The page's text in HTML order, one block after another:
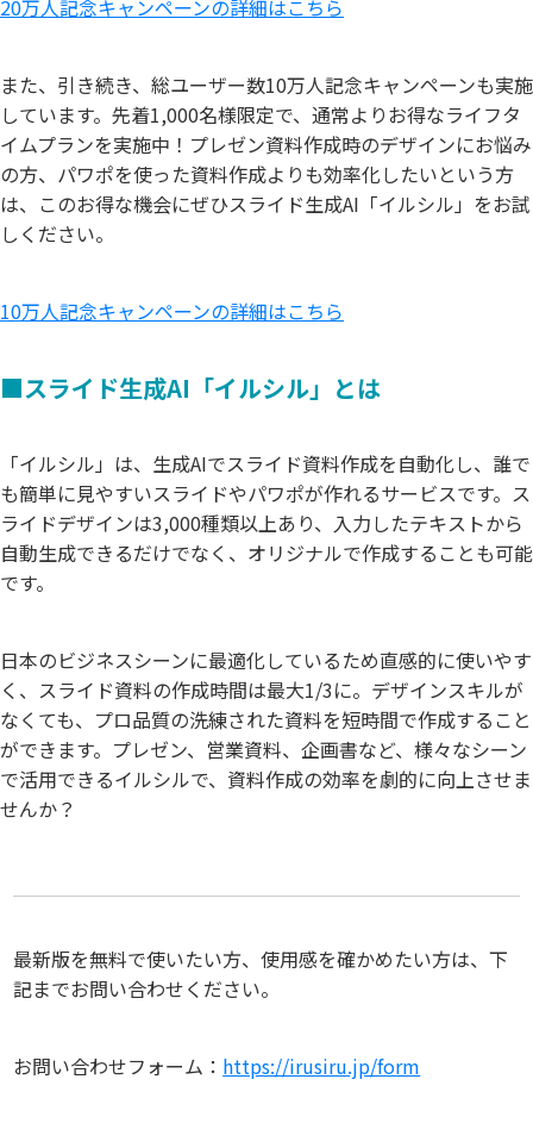
20万人記念キャンペーンの詳細はこちら
また、引き続き、総ユーザー数10万人記念キャンペーンも実施
しています。先着1,000名様限定で、通常よりお得なライフタ
イムプランを実施中！プレゼン資料作成時のデザインにお悩み
の方、パワポを使った資料作成よりも効率化したいという方
は、このお得な機会にぜひスライド生成AI「イルシル」をお試
しください。
10万人記念キャンペーンの詳細はこちら
■スライド生成AI「イルシル」とは
「イルシル」は、生成AIでスライド資料作成を自動化し、誰で
も簡単に見やすいスライドやパワポが作れるサービスです。ス
ライドデザインは3,000種類以上あり、入力したテキストから
自動生成できるだけでなく、オリジナルで作成することも可能
です。
日本のビジネスシーンに最適化しているため直感的に使いやす
く、スライド資料の作成時間は最大1/3に。デザインスキルが
なくても、プロ品質の洗練された資料を短時間で作成すること
ができます。プレゼン、営業資料、企画書など、様々なシーン
で活用できるイルシルで、資料作成の効率を劇的に向上させま
せんか？
最新版を無料で使いたい方、使用感を確かめたい方は、下
記までお問い合わせください。
お問い合わせフォーム： https://irusiru.jp/form